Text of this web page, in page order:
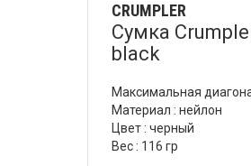
CRUMPLER
Сумка
black
Максимальная
Материал : нейлон
Цвет : черный
Вес : 116 гр